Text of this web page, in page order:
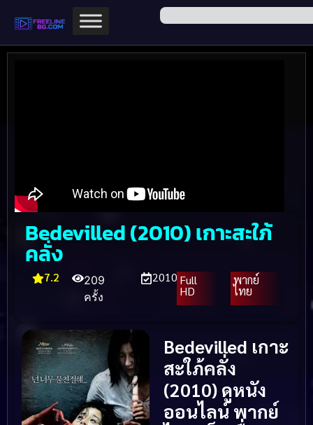
Bedevilled (2010) เกาะสะใภ้
คลั่ง
7.2
209
ครั้ง
2010 Full
HD
พากย์
ไทย
Bedevilled เกาะ
สะใภ้คลั่ง
(2010) ดูหนัง
ออนไลน์ พากย์